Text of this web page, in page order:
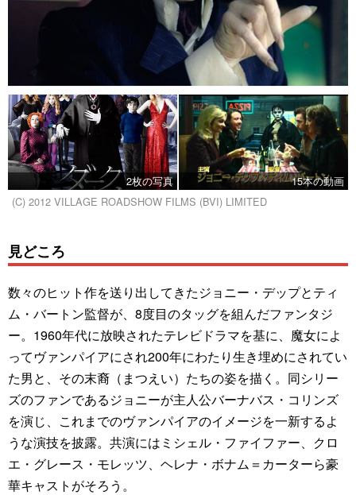
2枚の写真
15本の動画
(C) 2012 VILLAGE ROADSHOW FILMS (BVI) LIMITED
見どころ
数々のヒット作を送り出してきたジョニー・デップとティ
ム・バートン監督が、8度目のタッグを組んだファンタジ
ー。1960年代に放映されたテレビドラマを基に、魔女によ
ってヴァンパイアにされ200年にわたり生き埋めにされてい
た男と、その末裔（まつえい）たちの姿を描く。同シリー
ズのファンであるジョニーが主人公バーナバス・コリンズ
を演じ、これまでのヴァンパイアのイメージを一新するよ
うな演技を披露。共演にはミシェル・ファイファー、クロ
エ・グレース・モレッツ、ヘレナ・ボナム＝カーターら豪
華キャストがそろう。